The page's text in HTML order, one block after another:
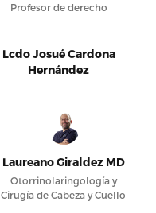
Profesor de derecho
Lcdo Josué Cardona
Hernández
Laureano Giraldez MD
Otorrinolaringología y
Cirugía de Cabeza y Cuello